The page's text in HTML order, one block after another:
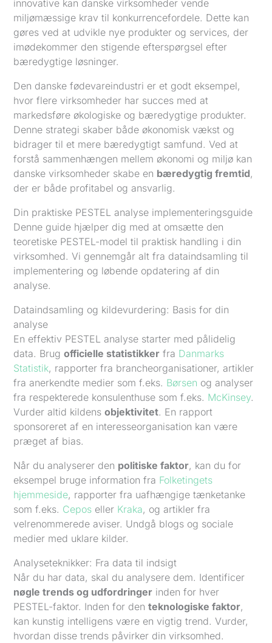
innovative kan danske virksomheder vende
miljømæssige krav til konkurrencefordele. Dette kan
gøres ved at udvikle nye produkter og services, der
imødekommer den stigende efterspørgsel efter
bæredygtige løsninger.
Den danske fødevareindustri er et godt eksempel,
hvor flere virksomheder har succes med at
markedsføre økologiske og bæredygtige produkter.
Denne strategi skaber både økonomisk vækst og
bidrager til et mere bæredygtigt samfund. Ved at
forstå sammenhængen mellem økonomi og miljø kan
danske virksomheder skabe en bæredygtig fremtid,
der er både profitabel og ansvarlig.
Din praktiske PESTEL analyse implementeringsguide
Denne guide hjælper dig med at omsætte den
teoretiske PESTEL-model til praktisk handling i din
virksomhed. Vi gennemgår alt fra dataindsamling til
implementering og løbende opdatering af din
analyse.
Dataindsamling og kildevurdering: Basis for din
analyse
En effektiv PESTEL analyse starter med pålidelig
data. Brugofficielle statistikker fra Danmarks
Statistik, rapporter fra brancheorganisationer, artikler
fra anerkendte medier som f.eks. Børsen og analyser
fra respekterede konsulenthuse som f.eks. McKinsey.
Vurder altid kildensobjektivitet. En rapport
sponsoreret af en interesseorganisation kan være
præget af bias.
Når du analyserer den politiske faktor, kan du for
eksempel bruge information fra Folketingets
hjemmeside, rapporter fra uafhængige tænketanke
som f.eks. Cepos eller Kraka, og artikler fra
velrenommerede aviser. Undgå blogs og sociale
medier med uklare kilder.
Analyseteknikker: Fra data til indsigt
Når du har data, skal du analysere dem. Identificer
nøgle trends og udfordringer inden for hver
PESTEL-faktor. Inden for denteknologiske faktor,
kan kunstig intelligens være en vigtig trend. Vurder,
hvordan disse trends påvirker din virksomhed.